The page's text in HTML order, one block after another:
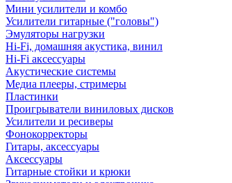
Мини усилители и комбо
Усилители гитарные ("головы")
Эмуляторы нагрузки
Hi-Fi, домашняя акустика, винил
Hi-Fi аксессуары
Акустические системы
Медиа плееры, стримеры
Пластинки
Проигрыватели виниловых дисков
Усилители и ресиверы
Фонокорректоры
Гитары, аксессуары
Аксессуары
Гитарные стойки и крюки